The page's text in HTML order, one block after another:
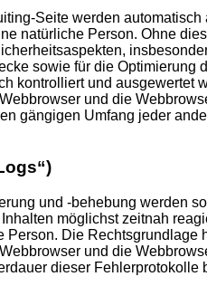
Seite werden
natürliche Person. Ohne
sowie für die
kontrolliert und
und die
gängigen Umfang jeder
und -behebung werden
möglichst zeitnah
Person. Die
und die
dieser Fehlerprotokolle